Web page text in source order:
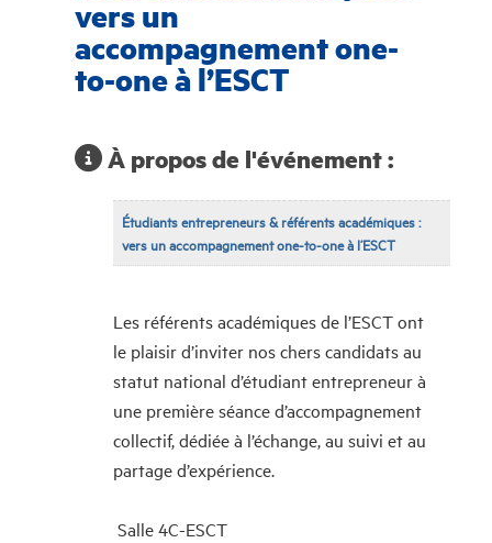
vers un
accompagnement one-
to-one à l’ESCT
À propos de l'événement :
Étudiants entrepreneurs & référents académiques :
vers un accompagnement one-to-one à l’ESCT
Les référents académiques de l’ESCT ont
le plaisir d’inviter nos chers candidats au
statut national d’étudiant entrepreneur à
une première séance d’accompagnement
collectif, dédiée à l’échange, au suivi et au
partage d’expérience.
Salle 4C-ESCT